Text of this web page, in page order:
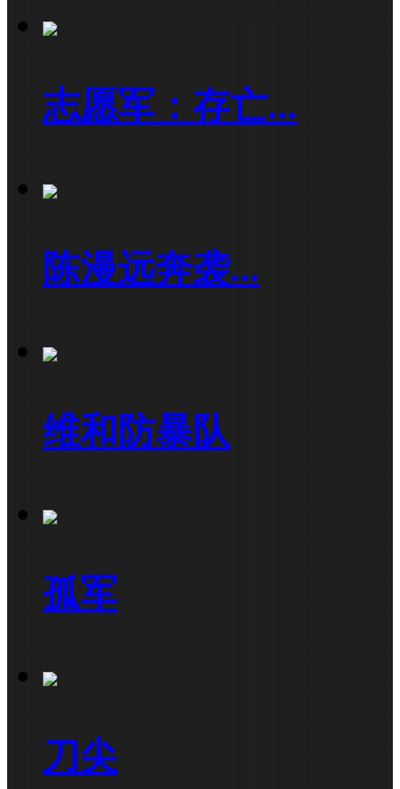
志愿军：存亡...
陈漫远奔袭...
维和防暴队
孤军
刀尖